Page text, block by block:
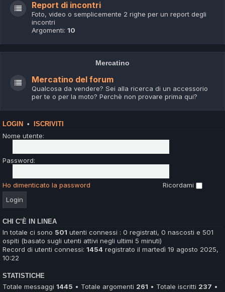
Report di incontri
Foto, video o semplicemente 2 righe per un report degli
incontri
Argomenti: 10
Mercatino
Mercatino del forum
Qualcosa da vendere? Sei alla ricerca di un accessorio
per te o per la moto? Perchè non provare prima qui?
LOGIN • ISCRIVITI
Nome utente:
Password:
Ho dimenticato la password Ricordami
CHI C’È IN LINEA
In totale ci sono 501 utenti connessi : 0 registrati, 0 nascosti e 501
ospiti (basato sugli utenti attivi negli ultimi 5 minuti)
Record di utenti connessi: 1454 registrato il martedì 19 agosto 2025,
10:22
STATISTICHE
Totale messaggi 1445 • Totale argomenti 261 • Totale iscritti 237 •